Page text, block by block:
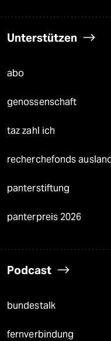
Unterstützen
abo
genossenschaft
taz zahl ich
recherchefonds
panterstiftung
panterpreis 2026
Podcast
bundestalk
fernverbindung